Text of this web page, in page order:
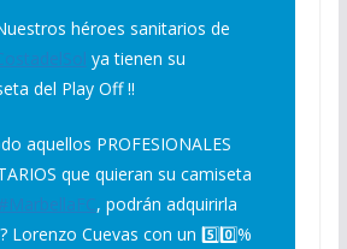
Nuestros héroes sanitarios de
ya tienen su
del Play Off !!
aquellos PROFESIONALES
que quieran su camiseta
#MarbellaFC, podrán adquirirla
Lorenzo Cuevas con un 5️⃣0️⃣%